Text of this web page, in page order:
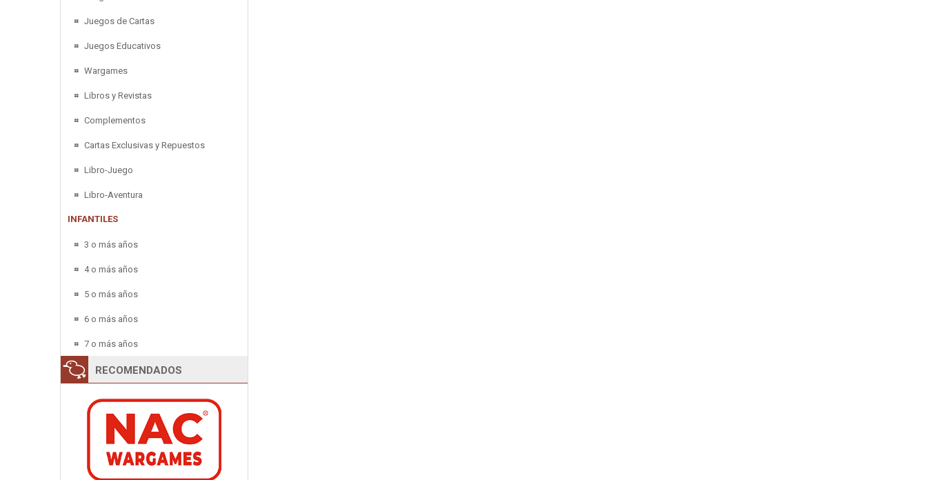
Juegos de Cartas
Juegos Educativos
Wargames
Libros y Revistas
Complementos
Cartas Exclusivas y Repuestos
Libro-Juego
Libro-Aventura
INFANTILES
3 o más años
4 o más años
5 o más años
6 o más años
7 o más años
RECOMENDADOS